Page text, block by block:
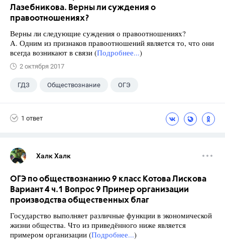
Лазебникова. Верны ли суждения о
правоотношениях?
Верны ли следующие суждения о правоотношениях?
А. Одним из признаков правоотношений является то, что они
всегда возникают в связи (Подробнее...)
2 октября 2017
ГДЗ Обществознание ОГЭ
1 ответ
Халк Халк
ОГЭ по обществознанию 9 класс Котова Лискова
Вариант 4 ч.1 Вопрос 9 Пример организации
производства общественных благ
Государство выполняет различные функции в экономической
жизни общества. Что из приведённого ниже является
примером организации (Подробнее...)